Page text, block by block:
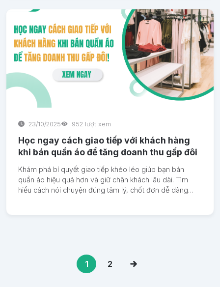
23/10/2025 952 lượt xem
Học ngay cách giao tiếp với khách hàng
khi bán quần áo để tăng doanh thu gấp đôi
Khám phá bí quyết giao tiếp khéo léo giúp bạn bán
quần áo hiệu quả hơn và giữ chân khách lâu dài. Tìm
hiểu cách nói chuyện đúng tâm lý, chốt đơn dễ dàng
1 2